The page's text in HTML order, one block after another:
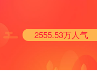
2555.53万人气